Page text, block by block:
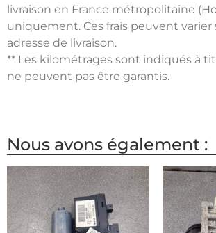
livraison en France métropolitaine
uniquement. Ces frais peuvent varier
adresse de livraison.
** Les kilométrages sont indiqués à
ne peuvent pas être garantis.
Nous avons également :